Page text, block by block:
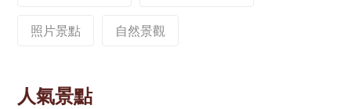
照片景點 自然景觀
人氣景點